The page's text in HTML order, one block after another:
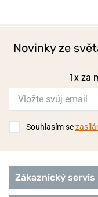
Novinky ze
1x za
Souhlasím se
Zákaznický servis